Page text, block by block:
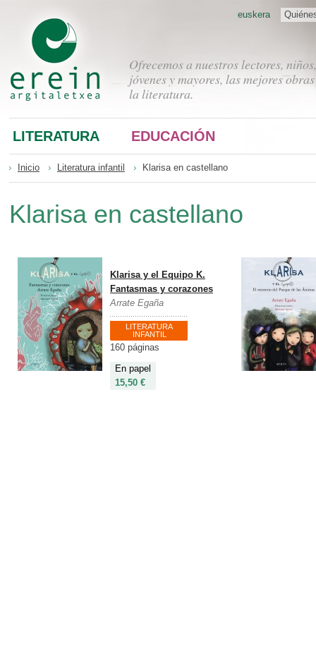
Ofrecemos a nuestros lectores, niños,
jóvenes y mayores, las mejores
la literatura.
euskera
LITERATURA EDUCACIÓN
Inicio Literatura infantil Klarisa en castellano
Klarisa en castellano
Klarisa y el Equipo K.
Fantasmas y corazones
Arrate Egaña
LITERATURA
INFANTIL
160 páginas
En papel
15,50 €